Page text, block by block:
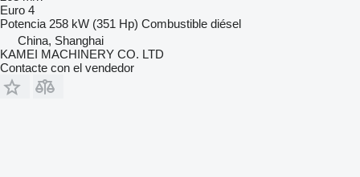
Euro 4
Potencia 258 kW (351 Hp) Combustible diésel
China, Shanghai
KAMEI MACHINERY CO. LTD
Contacte con el vendedor